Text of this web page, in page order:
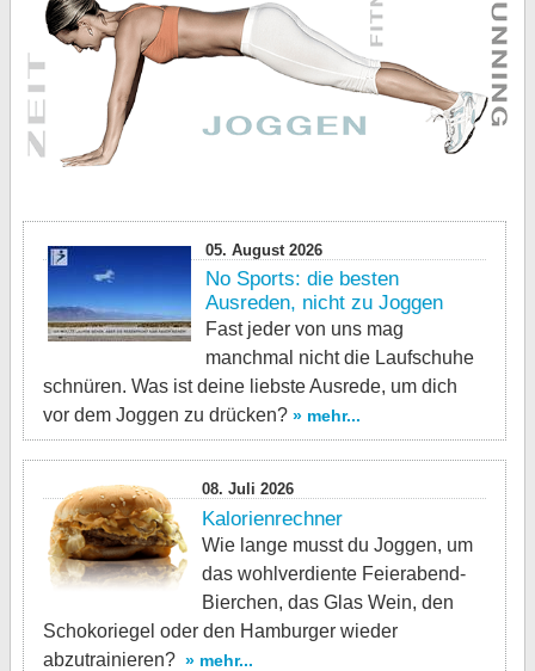
05. August 2026
No Sports: die besten
Ausreden, nicht zu Joggen
Fast jeder von uns mag
manchmal nicht die Laufschuhe
schnüren. Was ist deine liebste Ausrede, um dich
vor dem Joggen zu drücken? » mehr...
08. Juli 2026
Kalorienrechner
Wie lange musst du Joggen, um
das wohlverdiente Feierabend-
Bierchen, das Glas Wein, den
Schokoriegel oder den Hamburger wieder
abzutrainieren? » mehr...